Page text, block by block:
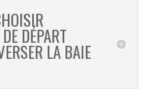
DÉPART
LA BAIE